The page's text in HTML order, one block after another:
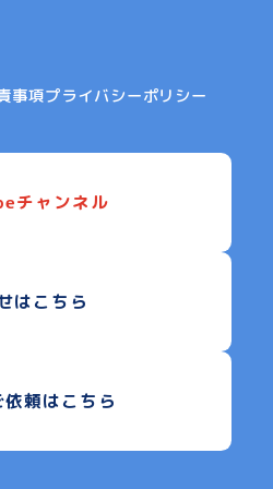
事項プライバシーポリシー
チャンネル
はこちら
頼はこちら